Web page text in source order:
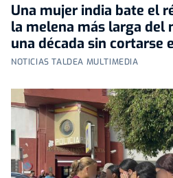
Una mujer india bate el
la melena más larga del
una década sin cortarse
NOTICIAS TALDEA MULTIMEDIA